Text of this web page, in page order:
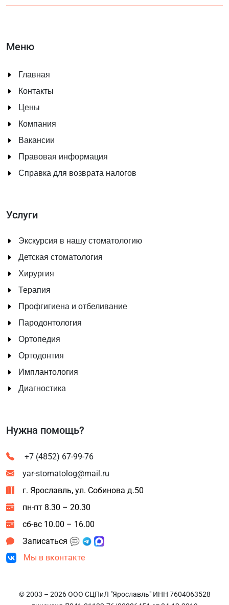
Меню
Главная
Контакты
Цены
Компания
Вакансии
Правовая информация
Справка для возврата налогов
Услуги
Экскурсия в нашу стоматологию
Детская стоматология
Хирургия
Терапия
Профгигиена и отбеливание
Пародонтология
Ортопедия
Ортодонтия
Имплантология
Диагностика
Нужна помощь?
+7 (4852) 67-99-76
yar-stomatolog@mail.ru
г. Ярославль, ул. Собинова д.50
пн-пт 8.30 – 20.30
сб-вс 10.00 – 16.00
Записаться
Мы в вконтакте
© 2003 – 2026 ООО СЦПиЛ "Ярославль" ИНН 7604063528